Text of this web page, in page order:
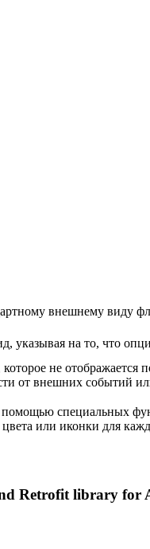
внешнему виду
указывая на то, что
не
от внешних событий
специальных
или иконки для
Retrofit library